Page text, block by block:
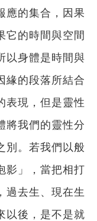
應的集合，因果
它的時間與空間
以身體是時間與
緣的段落所結合
表現，但是靈性
將我們的靈性分
別。若我們以般
影」，當把相打
過去生、現在生
以後，是不是就